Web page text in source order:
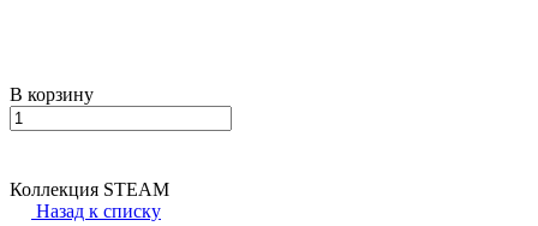
В корзину
Коллекция STEAM
Назад к списку